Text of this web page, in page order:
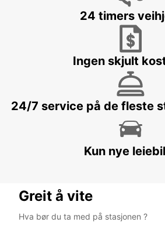
LABRUGUIERE - FRANCE
24 timers
Ingen skjult
24/7 service på de fleste
Kun nye
Greit å vite
Hva bør du ta med på stasjonen ?